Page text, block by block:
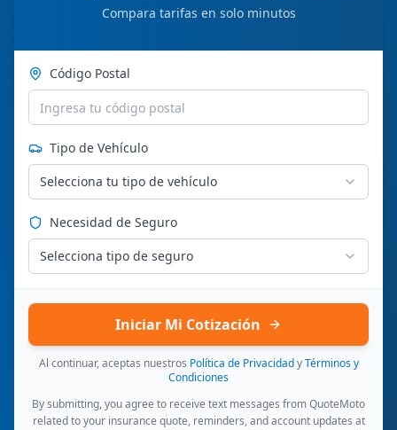
Compara tarifas en solo minutos
Código Postal
Tipo de Vehículo
Selecciona tu tipo de vehículo
Necesidad de Seguro
Selecciona tipo de seguro
Iniciar Mi Cotización
Al continuar, aceptas nuestros Política de Privacidad y Términos y
Condiciones
By submitting, you agree to receive text messages from QuoteMoto
related to your insurance quote, reminders, and account updates at